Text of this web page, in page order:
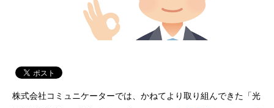
株式会社コミュニケーターでは、かねてより取り組んできた「光